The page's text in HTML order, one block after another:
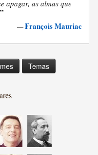
apagar, as almas que
”
—François Mauriac
Temas